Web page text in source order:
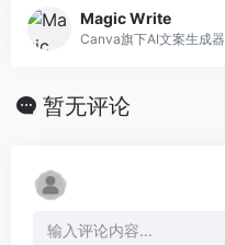
Magic Write
Canva旗下AI文案生成器
暂无评论